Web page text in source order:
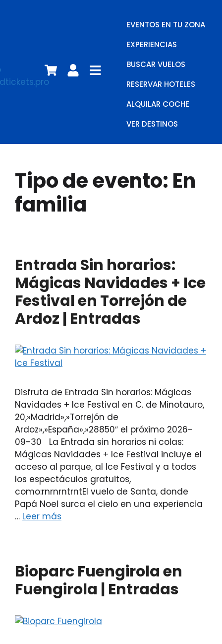
EVENTOS EN TU ZONA
EXPERIENCIAS
BUSCAR VUELOS
RESERVAR HOTELES
ALQUILAR COCHE
VER DESTINOS
Tipo de evento: En
familia
Entrada Sin horarios:
Mágicas Navidades + Ice
Festival en Torrejón de
Ardoz | Entradas
Disfruta de Entrada Sin horarios: Mágicas
Navidades + Ice Festival en C. de Minotauro,
20,»Madrid»,»Torrejón de
Ardoz»,»España»,»28850″ el próximo 2026-
09-30 La Entrada sin horarios ni colas:
Mágicas Navidades + Ice Festival incluye el
acceso al parque, al Ice Festival y a todos
los espectáculos gratuitos,
como:rnrnrntrntEl vuelo de Santa, donde
Papá Noel surca el cielo en una experiencia
… Leer más
Bioparc Fuengirola en
Fuengirola | Entradas